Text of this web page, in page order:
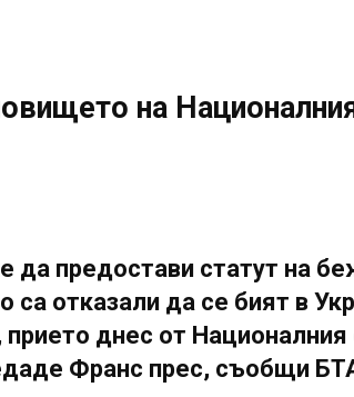
на
предостави статут на
са отказали да се бият в
днес от Националния
Франс прес, съобщи